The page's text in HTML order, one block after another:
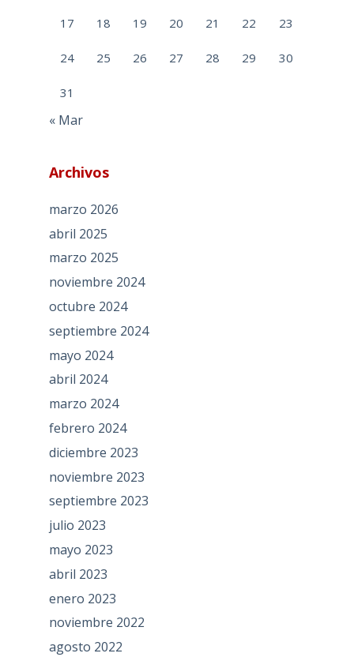
17 18 19 20 21 22 23
24 25 26 27 28 29 30
31
« Mar
Archivos
marzo 2026
abril 2025
marzo 2025
noviembre 2024
octubre 2024
septiembre 2024
mayo 2024
abril 2024
marzo 2024
febrero 2024
diciembre 2023
noviembre 2023
septiembre 2023
julio 2023
mayo 2023
abril 2023
enero 2023
noviembre 2022
agosto 2022